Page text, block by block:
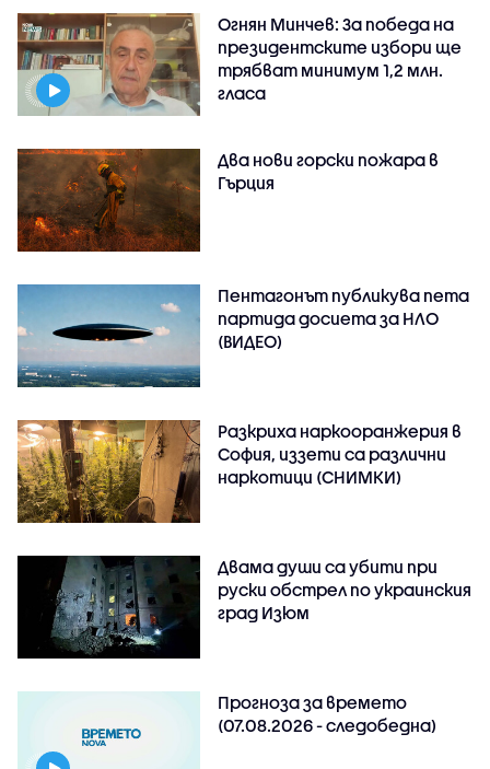
Огнян Минчев: За победа на
президентските избори ще
трябват минимум 1,2 млн.
гласа
Два нови горски пожара в
Гърция
Пентагонът публикува пета
партида досиета за НЛО
(ВИДЕО)
Разкриха наркооранжерия в
София, иззети са различни
наркотици (СНИМКИ)
Двама души са убити при
руски обстрeл по украинския
град Изюм
Прогноза за времето
(07.08.2026 - следобедна)